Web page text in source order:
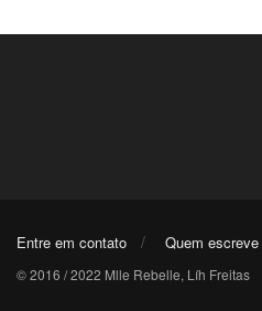
Entre em contato Quem escreve
© 2016 / 2022 Mlle Rebelle, Líh Freitas